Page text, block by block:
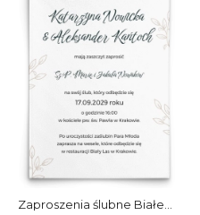
Zaproszenia ślubne Białe